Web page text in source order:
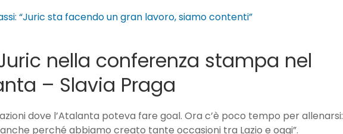
“Juric sta facendo un gran lavoro, siamo contenti”
nella conferenza stampa nel
– Slavia Praga
dove l’Atalanta poteva fare goal. Ora c’è poco tempo per allenarsi:
perché abbiamo creato tante occasioni tra Lazio e oggi”.